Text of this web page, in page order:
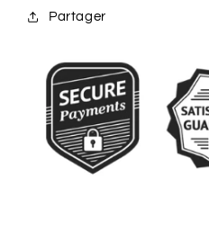
Partager